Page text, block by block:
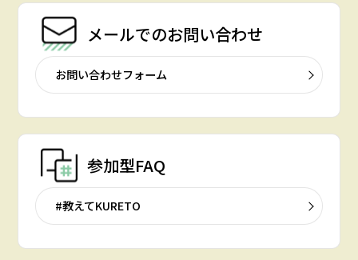
メールでのお問い合わせ
お問い合わせフォーム
参加型FAQ
#教えてKURETO